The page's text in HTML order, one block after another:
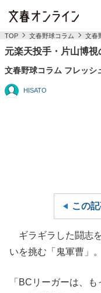
TOP 文春野球コラム 文春
元楽天投手・片山博視
文春野球コラム フレッシ
HISATO
この
ギラギラした闘志
いを挑む「鬼軍曹」。
「BCリーガーは、